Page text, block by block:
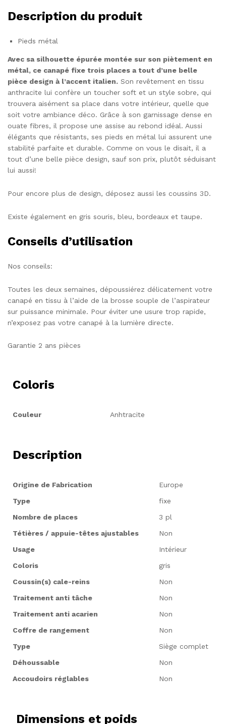
Description du produit
Pieds métal
Avec sa silhouette épurée montée sur son piètement en
métal, ce canapé fixe trois places a tout d’une belle
pièce design à l’accent italien. Son revêtement en tissu
anthracite lui confère un toucher soft et un style sobre, qui
trouvera aisément sa place dans votre intérieur, quelle que
soit votre ambiance déco. Grâce à son garnissage dense en
ouate fibres, il propose une assise au rebond idéal. Aussi
élégants que résistants, ses pieds en métal lui assurent une
stabilité parfaite et durable. Comme on vous le disait, il a
tout d’une belle pièce design, sauf son prix, plutôt séduisant
lui aussi!
Pour encore plus de design, déposez aussi les coussins 3D.
Existe également en gris souris, bleu, bordeaux et taupe.
Conseils d’utilisation
Nos conseils:
Toutes les deux semaines, dépoussiérez délicatement votre
canapé en tissu à l’aide de la brosse souple de l’aspirateur
sur puissance minimale. Pour éviter une usure trop rapide,
n’exposez pas votre canapé à la lumière directe.
Garantie 2 ans pièces
Coloris
Couleur Anhtracite
Description
Origine de Fabrication
Europe
Type
fixe
Nombre de places
3 pl
Tétières / appuie-têtes ajustables
Non
Usage
Intérieur
Coloris
gris
Coussin(s) cale-reins
Non
Traitement anti tâche
Non
Traitement anti acarien
Non
Coffre de rangement
Non
Type
Siège complet
Déhoussable
Non
Accoudoirs réglables
Non
Dimensions et poids